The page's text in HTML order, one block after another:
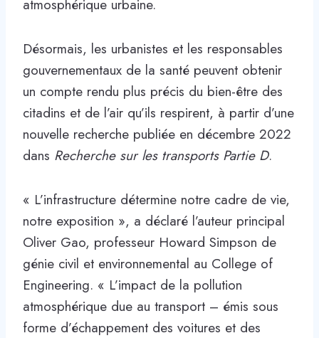
atmosphérique urbaine.
Désormais, les urbanistes et les responsables
gouvernementaux de la santé peuvent obtenir
un compte rendu plus précis du bien-être des
citadins et de l’air qu’ils respirent, à partir d’une
nouvelle recherche publiée en décembre 2022
dans Recherche sur les transports Partie D.
« L’infrastructure détermine notre cadre de vie,
notre exposition », a déclaré l’auteur principal
Oliver Gao, professeur Howard Simpson de
génie civil et environnemental au College of
Engineering. « L’impact de la pollution
atmosphérique due au transport – émis sous
forme d’échappement des voitures et des